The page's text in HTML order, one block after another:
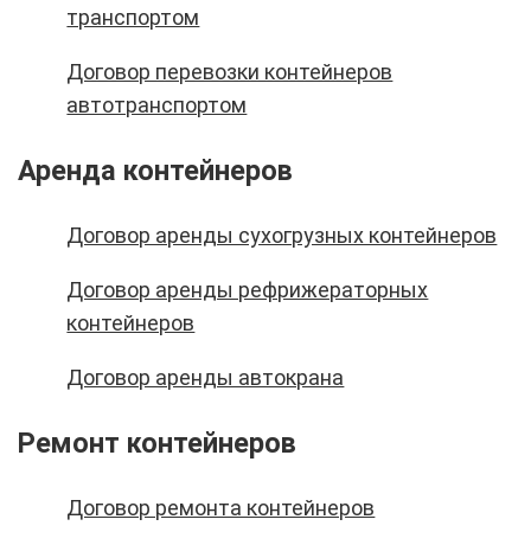
транспортом
Договор перевозки контейнеров
автотранспортом
Аренда контейнеров
Договор аренды сухогрузных контейнеров
Договор аренды рефрижераторных
контейнеров
Договор аренды автокрана
Ремонт контейнеров
Договор ремонта контейнеров